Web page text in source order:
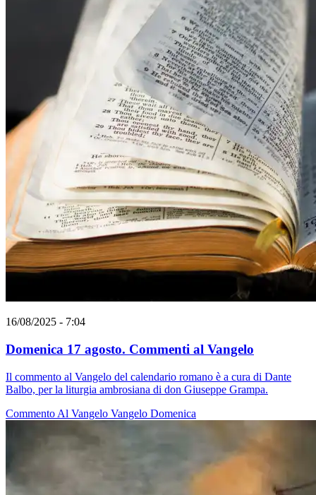
16/08/2025 - 7:04
Domenica 17 agosto. Commenti al Vangelo
Il commento al Vangelo del calendario romano è a cura di Dante
Balbo, per la liturgia ambrosiana di don Giuseppe Grampa.
Commento Al Vangelo Vangelo Domenica